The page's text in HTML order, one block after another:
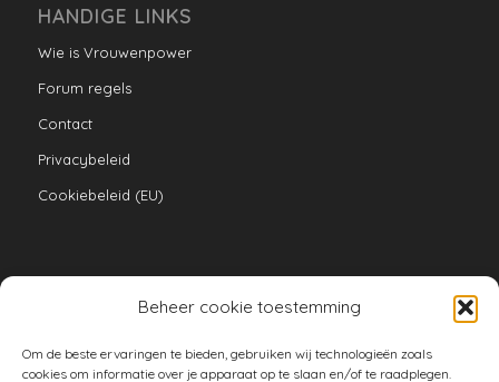
Beheer cookie toestemming
Om de beste ervaringen te bieden, gebruiken wij technologieën zoals
cookies om informatie over je apparaat op te slaan en/of te raadplegen.
HANDIGE LINKS
Wie is Vrouwenpower
Forum regels
Contact
Privacybeleid
Cookiebeleid (EU)
armoe keuken